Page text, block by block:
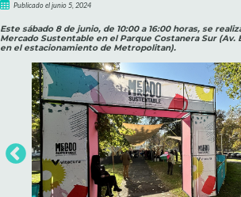
Publicado el junio 5, 2024
Este sábado 8 de junio, de 10:00 a 16:00 horas, se
Mercado Sustentable en el Parque Costanera Sur (Av.
en el estacionamiento de Metropolitan).